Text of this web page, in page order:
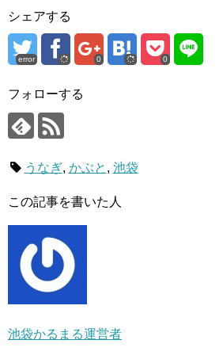
シェアする
error 0 0
フォローする
うなぎ, かぶと , 池袋
この記事を書いた人
池袋かるまる運営者